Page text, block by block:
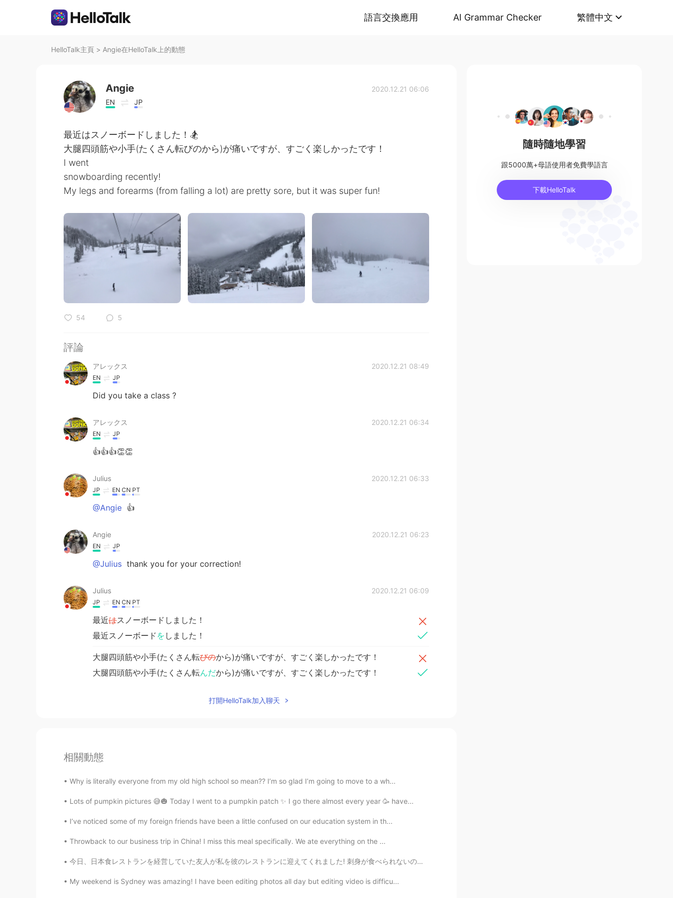
語言交換應用 AI Grammar Checker 繁體中文
HelloTalk主頁 > Angie在HelloTalk上的動態
Angie
EN JP
2020.12.21 06:06
最近はスノーボードしました！🏂
大腿四頭筋や小手(たくさん転びのから)が痛いですが、すごく楽しかったです！
I went
snowboarding recently!
My legs and forearms (from falling a lot) are pretty sore, but it was super fun!
54 5
評論
アレックス 2020.12.21 08:49
EN JP
Did you take a class ?
アレックス 2020.12.21 06:34
EN JP
👍👍👍👏👏
Julius 2020.12.21 06:33
JP EN CN PT
@Angie 👍
Angie 2020.12.21 06:23
EN JP
@Julius thank you for your correction!
Julius 2020.12.21 06:09
JP EN CN PT
最近はスノーボードしました！
最近スノーボード を しました！
大腿四頭筋や小手(たくさん転びのから)が痛いですが、すごく楽しかったです！
大腿四頭筋や小手(たくさん転んだから)が痛いですが、すごく楽しかったです！
打開HelloTalk加入聊天
相關動態
Why is literally everyone from my old high school so mean?? I’m so glad I’m going to move to a wh...
Lots of pumpkin pictures 😅🎃 Today I went to a pumpkin patch ✨ I go there almost every year 🥳 have...
I’ve noticed some of my foreign friends have been a little confused on our education system in th...
Throwback to our business trip in China! I miss this meal specifically. We ate everything on the ...
今日、日本食レストランを経営していた友人が私を彼のレストランに迎えてくれました! 刺身が食べられないので友達にあげました!イクラだけでど😉 牛肉は宮崎産だと言ってくれました！ 最初は本当に彼を信...
My weekend is Sydney was amazing! I have been editing photos all day but editing video is difficu...
隨時隨地學習
跟5000萬+母語使用者免費學語言
下載HelloTalk